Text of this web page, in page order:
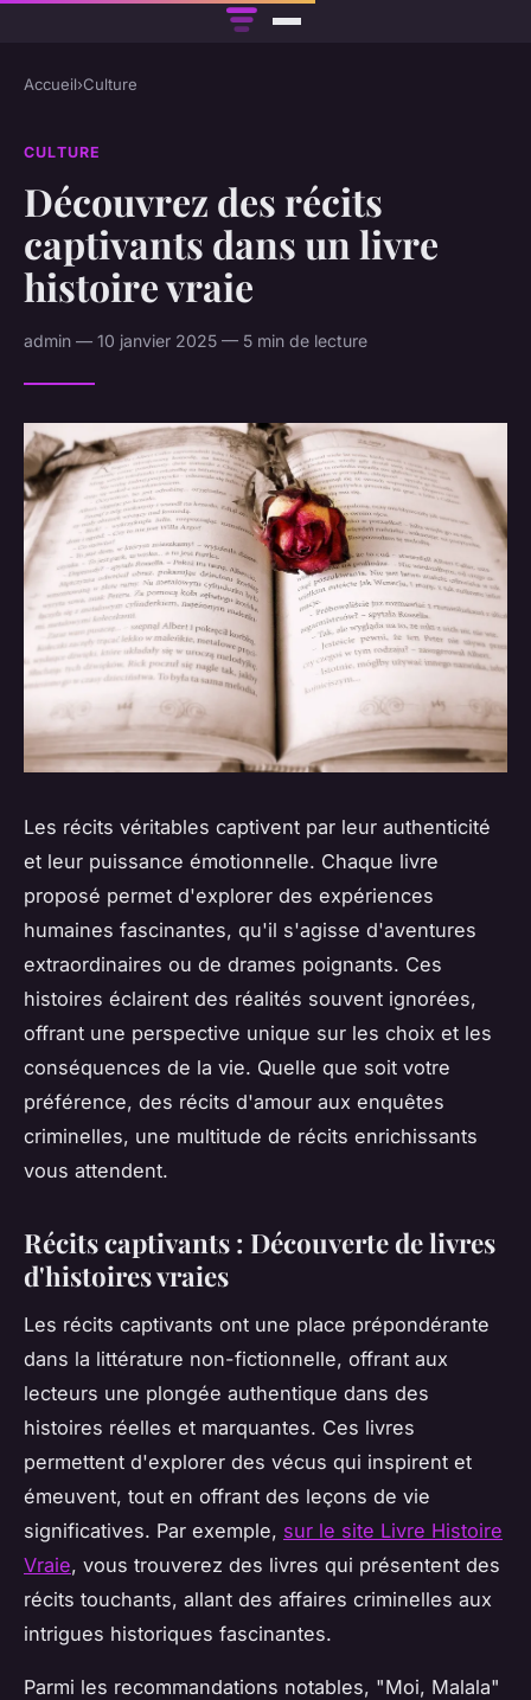
Accueil›Culture
CULTURE
Découvrez des récits
captivants dans un livre
histoire vraie
admin — 10 janvier 2025 — 5 min de lecture
Les récits véritables captivent par leur authenticité
et leur puissance émotionnelle. Chaque livre
proposé permet d'explorer des expériences
humaines fascinantes, qu'il s'agisse d'aventures
extraordinaires ou de drames poignants. Ces
histoires éclairent des réalités souvent ignorées,
offrant une perspective unique sur les choix et les
conséquences de la vie. Quelle que soit votre
préférence, des récits d'amour aux enquêtes
criminelles, une multitude de récits enrichissants
vous attendent.
Récits captivants : Découverte de livres
d'histoires vraies
Les récits captivants ont une place prépondérante
dans la littérature non-fictionnelle, offrant aux
lecteurs une plongée authentique dans des
histoires réelles et marquantes. Ces livres
permettent d'explorer des vécus qui inspirent et
émeuvent, tout en offrant des leçons de vie
significatives. Par exemple, sur le site Livre Histoire
Vraie, vous trouverez des livres qui présentent des
récits touchants, allant des affaires criminelles aux
intrigues historiques fascinantes.
Parmi les recommandations notables, "Moi, Malala"